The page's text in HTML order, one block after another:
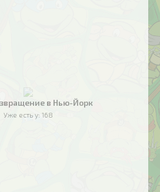
в Нью-Йорк
Уже есть у: 168